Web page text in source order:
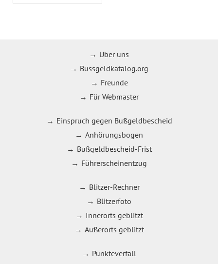
Über uns
Bussgeldkatalog.org
Freunde
Für Webmaster
Einspruch gegen Bußgeldbescheid
Anhörungsbogen
Bußgeldbescheid-Frist
Führerscheinentzug
Blitzer-Rechner
Blitzerfoto
Innerorts geblitzt
Außerorts geblitzt
Punkteverfall